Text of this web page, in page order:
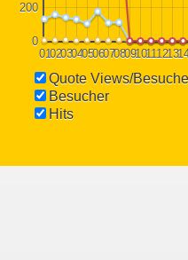
01020304050607080910111213
0
200
Quote Views/
Besucher
Hits